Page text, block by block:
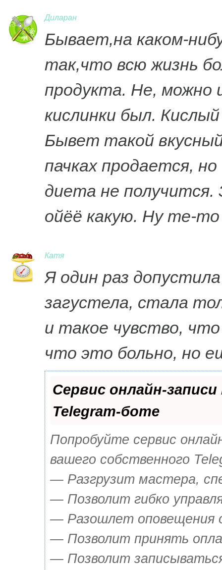
Диларан
Бывает,на каком-
так,что всю жизнь
продукта. Не, можно
кислинки был.
Бывет такой
пачках продается,
диета не
ойёё какую. Ну те-
Катя
Я один раз
загустела, стала
и такое чувство,
что это больно, но
Сервис онлайн-
Telegram-боте
Попробуйте сервис
вашего собственного
— Разгрузит мастера,
— Позволит гибко
— Разошлет оповещения
— Позволит принять
— Позволит